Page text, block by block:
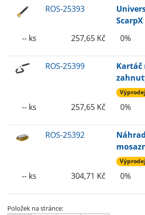
ROS-25393
ScarpX
-- ks
257,65 Kč 0%
ROS-25399
Kartáč
Výprodej
-- ks 257,65 Kč 0%
ROS-25392
Výprodej
-- ks 304,71 Kč 0%
Položek na stránce: